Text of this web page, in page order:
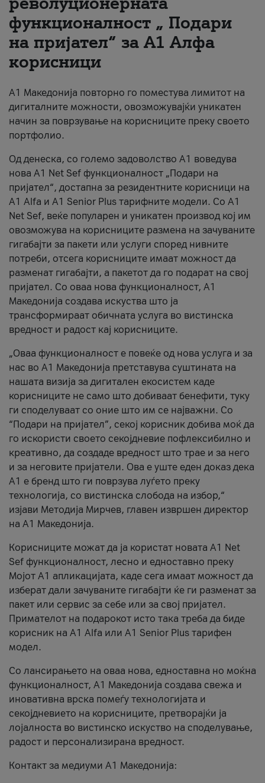
За нас
#ПодобарОнлајн
функционалност „ Подари
на пријател“ за А1 Алфа
корисници
А1 Македонија повторно го поместува лимитот на
дигиталните можности, овозможувајќи уникатен
начин за поврзување на корисниците преку своето
портфолио.
Од денеска, со големо задоволство А1 воведува
нова A1 Net Sef функционалност „Подари на
пријател“, достапна за резидентните корисници на
А1 Alfa и A1 Senior Plus тарифните модели. Со A1
Net Sef, веќе популарен и уникатен производ кој им
овозможува на корисниците размена на зачуваните
гигабајти за пакети или услуги според нивните
потреби, отсега корисниците имаат можност да
разменат гигабајти, а пакетот да го подарат на свој
пријател. Со оваа нова функционалност, А1
Македонија создава искуства што ја
трансформираат обичната услуга во вистинска
вредност и радост кај корисниците.
„Оваа функционалност е повеќе од нова услуга и за
нас во А1 Македонија претставува суштината на
нашата визија за дигитален екосистем каде
корисниците не само што добиваат бенефити, туку
ги споделуваат со оние што им се најважни. Со
“Подари на пријател”, секој корисник добива моќ да
го искористи своето секојдневие пофлексибилно и
креативно, да создаде вредност што трае и за него
и за неговите пријатели. Ова е уште еден доказ дека
А1 е бренд што ги поврзува луѓето преку
технологија, со вистинска слобода на избор,“
изјави Методија Мирчев, главен извршен директор
на А1 Македонија.
Корисниците можат да ја користат новата А1 Net
Sef функционалност, лесно и едноставно преку
Мојот А1 апликацијата, каде сега имаат можност да
изберат дали зачуваните гигабајти ќе ги разменат за
пакет или сервис за себе или за свој пријател.
Примателот на подарокот исто така треба да биде
корисник на А1 Alfa или A1 Senior Plus тарифен
модел.
Со лансирањето на оваа нова, едноставна но моќна
функционалност, А1 Македонија создава свежа и
иновативна врска помеѓу технологијата и
секојдневието на корисниците, претворајќи ја
лојалноста во вистинско искуство на споделување,
радост и персонализирана вредност.
Контакт за медиуми А1 Македонија: